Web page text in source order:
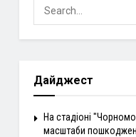
Дайджест
На стадіоні
масштаби